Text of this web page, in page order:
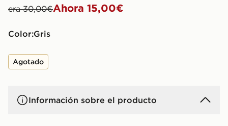
era 30,00€Ahora 15,00€
Color: gris
Agotado
Información sobre el producto